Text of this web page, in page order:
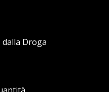
dalla Droga